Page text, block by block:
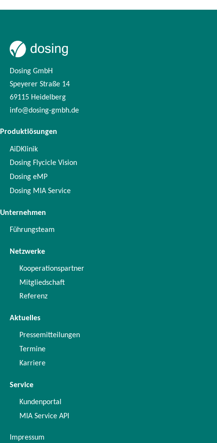
Dosing GmbH
Speyerer Straße 14
69115 Heidelberg
info@dosing-gmbh.de
Produktlösungen
AiDKlinik
Dosing Flycicle Vision
Dosing eMP
Dosing MIA Service
Unternehmen
Führungsteam
Netzwerke
Kooperationspartner
Mitgliedschaft
Referenz
Aktuelles
Pressemitteilungen
Termine
Karriere
Service
Kundenportal
MIA Service API
Impressum